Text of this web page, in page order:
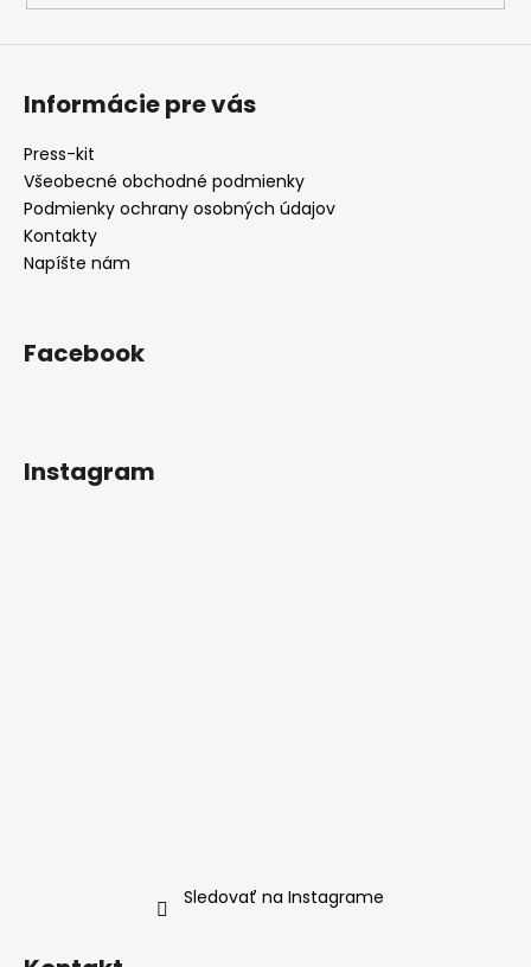
v
ý
Informácie pre vás
Press-kit
Všeobecné obchodné podmienky
Podmienky ochrany osobných údajov
Kontakty
Napíšte nám
Facebook
Instagram
Sledovať na Instagrame